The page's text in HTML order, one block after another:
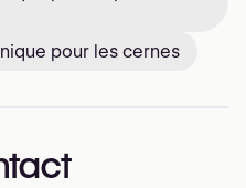
pour les cernes